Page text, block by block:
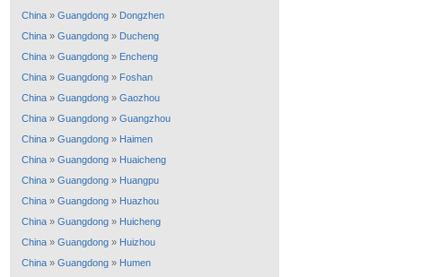
China » Guangdong » Dongzhen
China » Guangdong » Ducheng
China » Guangdong » Encheng
China » Guangdong » Foshan
China » Guangdong » Gaozhou
China » Guangdong » Guangzhou
China » Guangdong » Haimen
China » Guangdong » Huaicheng
China » Guangdong » Huangpu
China » Guangdong » Huazhou
China » Guangdong » Huicheng
China » Guangdong » Huizhou
China » Guangdong » Humen